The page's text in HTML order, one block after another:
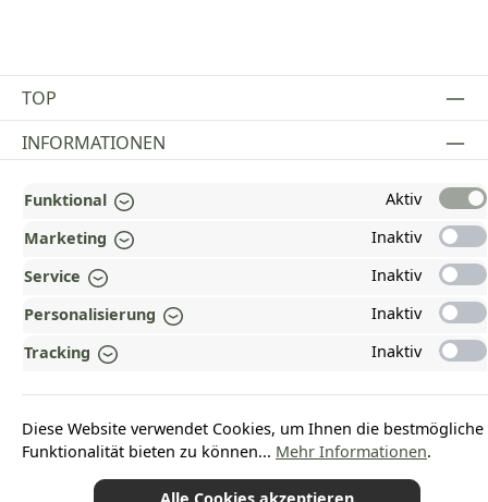
TOP
Vertrag widerrufen
INFORMATIONEN
GESETZLICHE INFORMATIONEN
ZAHLUNGS- UND VERSANDARTEN
AUSGEZEICHNET UND ZERTIFIZIERT!
WARUM HEAD-SHOP.DE?
UNSERE COMMUNITIES
Funktional
Aktiv
Marketing
Inaktiv
Service
Inaktiv
Personalisierung
Inaktiv
Tracking
Inaktiv
Diese Website verwendet Cookies, um Ihnen die bestmögliche
Funktionalität bieten zu können... Mehr Informationen.
Alle Cookies akzeptieren